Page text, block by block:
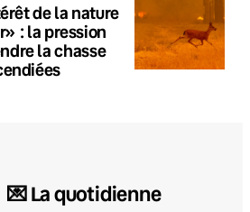
de la nature
: la pression
la chasse
💌 La quotidienne